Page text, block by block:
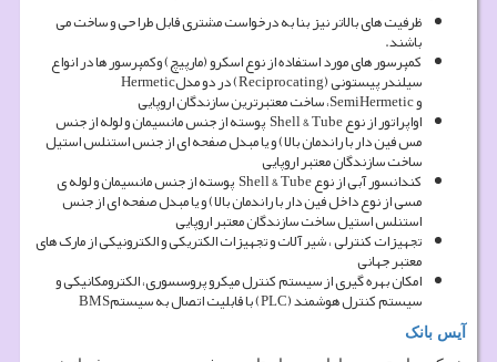
ظرفیت های بالاتر نیز بنا به درخواست مشتری قابل طراحی و ساخت می
باشند.
کمپرسور های مورد استفاده از نوع اسکرو (مارپیچ) وکمپرسور ها در انواع
سیلندر پیستونی(Reciprocating)در دو مدلHermetic
وSemiHermetic، ساخت معتبرترین سازندگان اروپایی
اواپراتور از نوعShell & Tubeپوسته از جنس مانسیمان و لوله از جنس
مس فین دار با راندمان بالا) و یا مبدل صفحه ای از جنس استنلس استیل
ساخت سازندگان معتبر اروپایی
کندانسور آبی از نوعShell & Tubeپوسته از جنس مانسیمان و لوله ی
مسی از نوع داخل فین دار با راندمان بالا) و یا مبدل صفحه ای از جنس
استنلس استیل ساخت سازندگان معتبر اروپایی
تجهیزات کنترلی ، شیر آلات و تجهیزات الکتریکی و الکترونیکی از مارک های
معتبر جهانی
امکان بهره گیری از سیستم کنترل میکرو پروسسوری، الکترومکانیکی و
سیستم کنترل هوشمند(PLC)با قابلیت اتصال به سیستمBMS
آیس بانک